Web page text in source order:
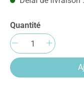
Quantité
Quantité de